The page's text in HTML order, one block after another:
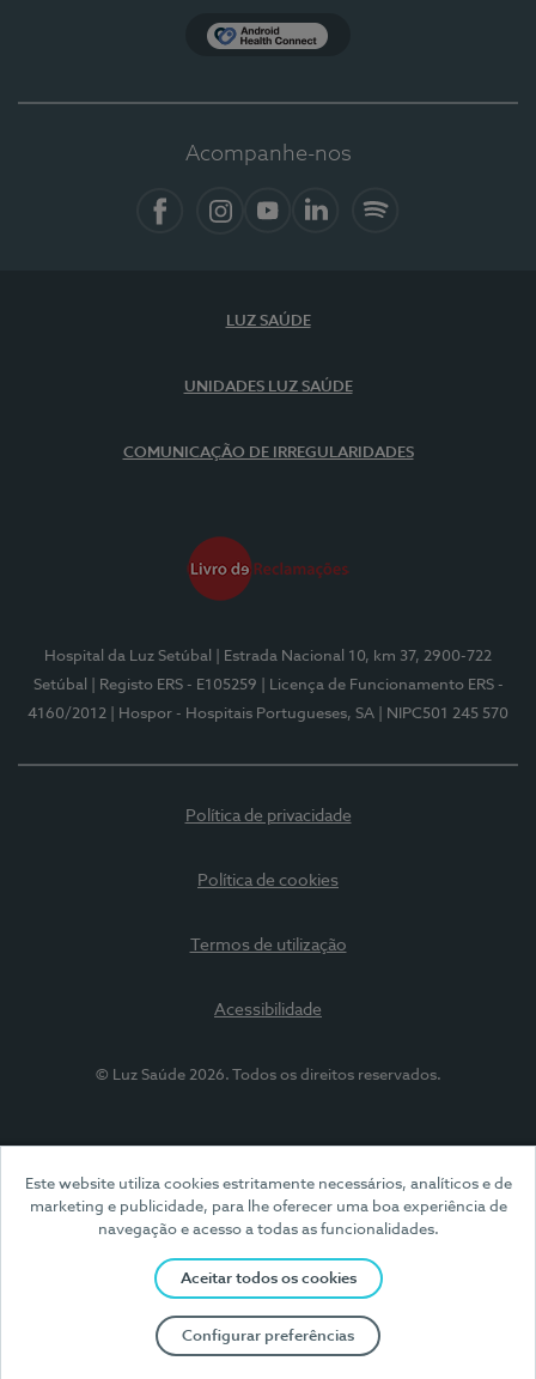
Este website utiliza cookies estritamente necessários, analíticos e de
marketing e publicidade, para lhe oferecer uma boa experiência de
navegação e acesso a todas as funcionalidades.
Aceitar todos os cookies
Configurar preferências
Acompanhe-nos
LUZ SAÚDE
UNIDADES LUZ SAÚDE
COMUNICAÇÃO DE IRREGULARIDADES
Hospital da Luz Setúbal
| Estrada Nacional 10, km 37, 2900-722
Setúbal
| Registo ERS - E105259
| Licença de Funcionamento ERS -
4160/2012
| Hospor - Hospitais Portugueses, SA | NIPC501 245 570
Política de privacidade
Política de cookies
Termos de utilização
Acessibilidade
© Luz Saúde 2026. Todos os direitos reservados.